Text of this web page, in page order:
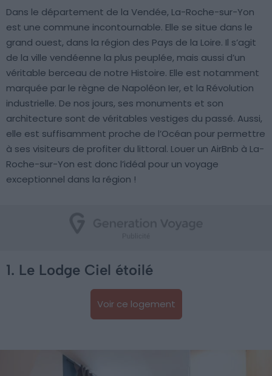
Dans le département de la Vendée, La-Roche-sur-Yon
est une commune incontournable. Elle se situe dans le
grand ouest, dans la région des Pays de la Loire. Il s’agit
de la ville vendéenne la plus peuplée, mais aussi d’un
véritable berceau de notre Histoire. Elle est notamment
marquée par le règne de Napoléon Ier, et la Révolution
industrielle. De nos jours, ses monuments et son
architecture sont de véritables vestiges du passé. Aussi,
elle est suffisamment proche de l’Océan pour permettre
à ses visiteurs de profiter du littoral. Louer un AirBnb à La-
Roche-sur-Yon est donc l’idéal pour un voyage
exceptionnel dans la région !
1. Le Lodge Ciel étoilé
Voir ce logement